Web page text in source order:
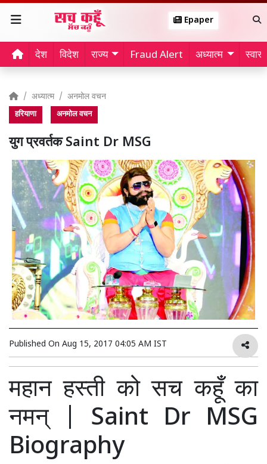
Epaper
देश विदेश राज्य Fraud Alert अध्यात्म
अध्यात्म अनमोल वचन
हरियाणा अनमोल वचन
युग प्रवर्तक Saint Dr MSG
Published On Aug 15, 2017 04:05 AM IST
महान हस्ती को सच कहूँ का
नमन् | Saint Dr MSG
Biography